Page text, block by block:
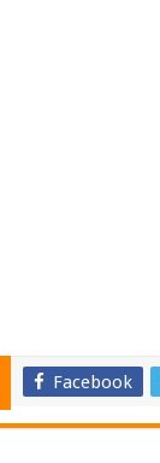
Facebook